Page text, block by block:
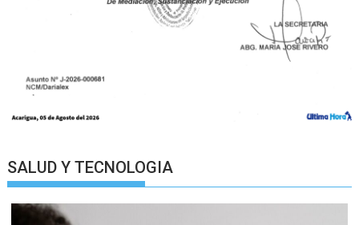
SALUD Y TECNOLOGIA